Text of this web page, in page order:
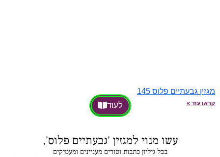
מגזין גבעתיים פלוס 145
קראו עוד » לעוד
עשו מנוי למגזין 'גבעתיים פלוס',
בכל גיליון כתבות וטורים מעניינים ומעמיקים